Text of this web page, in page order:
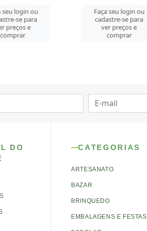
login ou
se para
e
Faça seu login ou
cadastre-se para
ver preços e
comprar
DO
CATEGORIAS
ARTESANATO
BAZAR
BRINQUEDO
EMBALAGENS E FESTAS